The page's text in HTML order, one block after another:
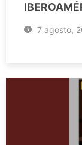
7 agosto,